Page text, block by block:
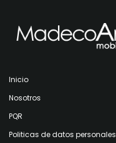
Inicio
Nosotros
PQR
Politicas de datos personales